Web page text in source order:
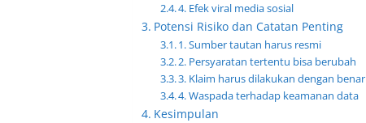
4. Efek viral media sosial
Potensi Risiko dan Catatan Penting
1. Sumber tautan harus resmi
2. Persyaratan tertentu bisa berubah
3. Klaim harus dilakukan dengan benar
4. Waspada terhadap keamanan data
Kesimpulan